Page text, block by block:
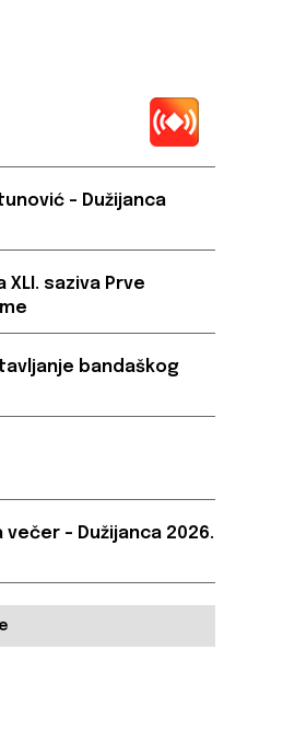
– Dužijanca
saziva Prve
bandaškog
– Dužijanca 2026.